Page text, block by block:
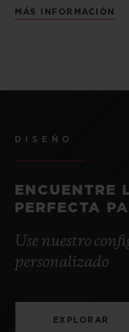
MÁS INFORMACIÓN
DISEÑO
ENCUENTRE
PERFECTA
Use nuestro
personalizado
EXPLORAR